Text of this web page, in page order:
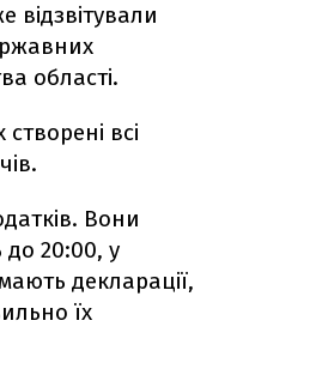
відзвітували
області.
всі
Вони
20:00, у
декларації,
їх